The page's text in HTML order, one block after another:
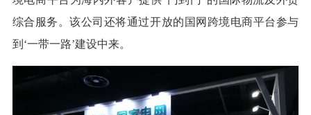
综合服务。该公司还将通过开放的国网跨境电商平台参与
到‘一带一路’建设中来。